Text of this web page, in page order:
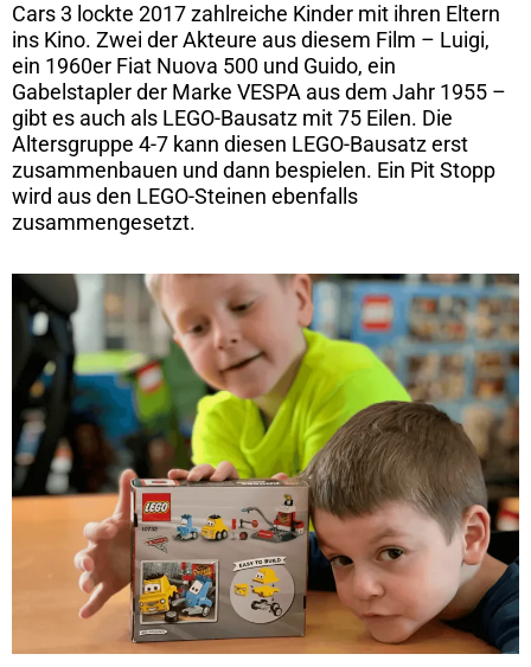
Cars 3 lockte 2017 zahlreiche Kinder mit ihren Eltern
ins Kino. Zwei der Akteure aus diesem Film – Luigi,
ein 1960er Fiat Nuova 500 und Guido, ein
Gabelstapler der Marke VESPA aus dem Jahr 1955 –
gibt es auch als LEGO-Bausatz mit 75 Eilen. Die
Altersgruppe 4-7 kann diesen LEGO-Bausatz erst
zusammenbauen und dann bespielen. Ein Pit Stopp
wird aus den LEGO-Steinen ebenfalls
zusammengesetzt.